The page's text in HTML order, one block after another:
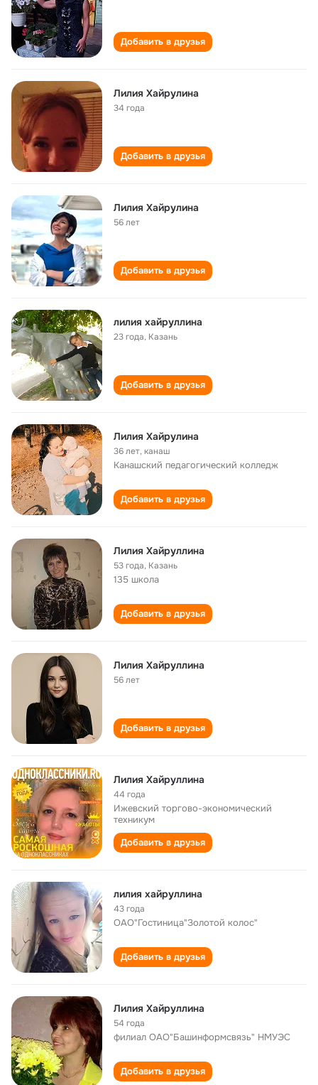
Добавить в друзья
Лилия Хайрулина
34 года
Добавить в друзья
Лилия Хайрулина
56 лет
Добавить в друзья
лилия хайруллина
23 года, Казань
Добавить в друзья
Лилия Хайрулина
36 лет,канаш
Канашский педагогический колледж
Добавить в друзья
Лилия Хайруллина
53 года, Казань
135 школа
Добавить в друзья
Лилия Хайруллина
56 лет
Добавить в друзья
Лилия Хайруллина
44 года
Ижевский торгово-экономический
техникум
Добавить в друзья
лилия хайруллина
43 года
ОАО"Гостиница"Золотой колос"
Добавить в друзья
Лилия Хайруллина
54 года
филиал ОАО"Башинформсвязь" НМУЭС
Добавить в друзья